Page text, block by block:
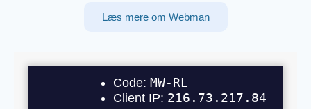
Læs mere om Webman